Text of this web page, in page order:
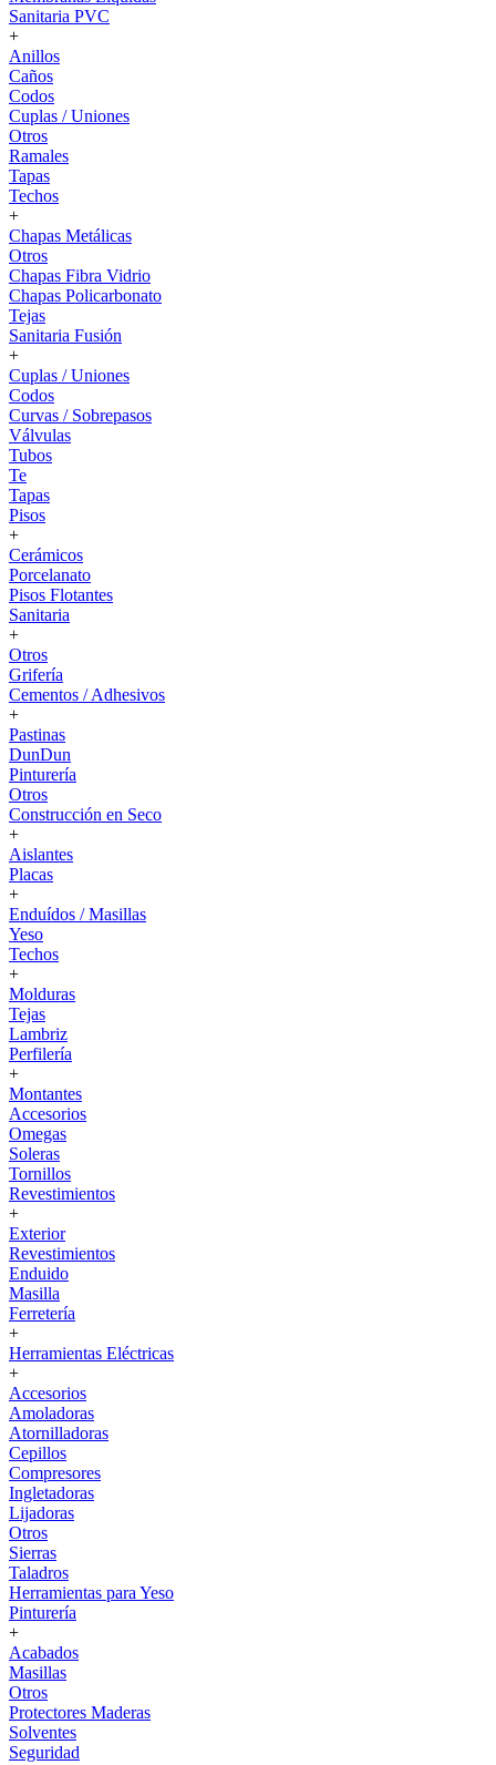
Sanitaria PVC
+
Anillos
Caños
Codos
Cuplas / Uniones
Otros
Ramales
Tapas
Techos
+
Chapas Metálicas
Otros
Chapas Fibra Vidrio
Chapas Policarbonato
Tejas
Sanitaria Fusión
+
Cuplas / Uniones
Codos
Curvas / Sobrepasos
Válvulas
Tubos
Te
Tapas
Pisos
+
Cerámicos
Porcelanato
Pisos Flotantes
Sanitaria
+
Otros
Grifería
Cementos / Adhesivos
+
Pastinas
DunDun
Pinturería
Otros
Construcción en Seco
+
Aislantes
Placas
+
Enduídos / Masillas
Yeso
Techos
+
Molduras
Tejas
Lambriz
Perfilería
+
Montantes
Accesorios
Omegas
Soleras
Tornillos
Revestimientos
+
Exterior
Revestimientos
Enduido
Masilla
Ferretería
+
Herramientas Eléctricas
+
Accesorios
Amoladoras
Atornilladoras
Cepillos
Compresores
Ingletadoras
Lijadoras
Otros
Sierras
Taladros
Herramientas para Yeso
Pinturería
+
Acabados
Masillas
Otros
Protectores Maderas
Solventes
Seguridad